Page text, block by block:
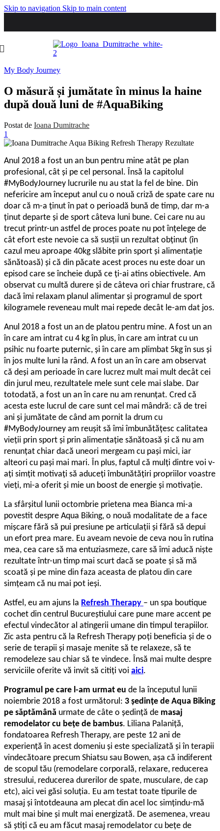
Skip to navigation Skip to main content
My Body Journey
O măsură și jumătate în minus la haine
după două luni de #AquaBiking
Postat de Ioana Dumitrache
1
Anul 2018 a fost un an bun pentru mine atât pe plan
profesional, cât și pe cel personal. Însă la capitolul
#MyBodyJourney lucrurile nu au stat la fel de bine. Din
nefericire am început anul cu o nouă criză de spate care nu
doar că m-a ținut în pat o perioadă bună de timp, dar m-a
ținut departe și de sport câteva luni bune. Cei care nu au
trecut printr-un astfel de proces poate nu pot înțelege de
cât efort este nevoie ca să susții un rezultat obținut (în
cazul meu aproape 40kg slăbite prin sport și alimentație
sănătoasă) și că din păcate acest proces nu este doar un
episod care se încheie după ce ți-ai atins obiectivele. Am
observat cu multă durere și de câteva ori chiar frustrare, că
dacă îmi relaxam planul alimentar și programul de sport
kilogramele reveneau mult mai repede decât le-am dat jos.
Anul 2018 a fost un an de platou pentru mine. A fost un an
în care am intrat cu 4 kg în plus, în care am intrat cu un
psihic nu foarte puternic, și în care am plimbat 5kg în sus și
în jos multe luni la rând. A fost un an în care am observat
că deși am perioade în care lucrez mult mai mult decât cei
din jurul meu, rezultatele mele sunt cele mai slabe. Dar
totodată, a fost un an în care nu am renunțat. Cred că
acesta este lucrul de care sunt cel mai mândră: că de trei
ani și jumătate de când am pornit la drum cu
#MyBodyJourney am reușit să îmi îmbunătățesc calitatea
vieții prin sport și prin alimentație sănătoasă și că nu am
renunțat chiar dacă uneori mergeam cu pași mici, iar
alteori cu pași mai mari. În plus, faptul că mulți dintre voi v-
ați simțit motivați să aduceți îmbunătățiri propriilor voastre
vieți, mi-a oferit și mie un boost de energie și motivație.
La sfârșitul lunii octombrie prietena mea Bianca mi-a
povestit despre Aqua Biking, o nouă modalitate de a face
mișcare fără să pui presiune pe articulații și fără să depui
un efort prea mare. Eu aveam nevoie de ceva nou în rutina
mea, cea care să ma entuziasmeze, care să îmi aducă niște
rezultate într-un timp mai scurt dacă se poate și să mă
scoată și pe mine din faza aceasta de platou din care
simțeam că nu mai pot ieși.
Astfel, eu am ajuns la Refresh Therapy – un spa boutique
cochet din centrul Bucureștiului care pune mare accent pe
efectul vindecător al atingerii umane din timpul terapiilor.
Zic asta pentru că la Refresh Therapy poți beneficia și de o
serie de terapii și masaje menite să te relaxeze, să te
remodeleze sau chiar să te vindece. Însă mai multe despre
serviciile oferite vă invit să citiți voi aici.
Programul pe care l-am urmat eu de la începutul lunii
noiembrie 2018 a fost următorul: 3 ședințe de Aqua Biking
pe săptămână urmate de câte o ședință de masaj
remodelator cu bețe de bambus. Liliana Palaniță,
fondatoarea Refresh Therapy, are peste 12 ani de
experiență în acest domeniu și este specializată și în terapii
vindecătoare precum Shiatsu sau Bowen, așa că indiferent
de scopul tău (remodelare corporală, relaxare, reducerea
stresului, reducerea durerilor de spate, musculare, de cap
etc), aici vei găsi soluția. Eu am testat toate tipurile de
masaj și întotdeauna am plecat din acel loc simțindu-mă
mult mai bine și mult mai energizată. De asemenea, vreau
să știți că eu am făcut masaj remodelator cu bețe de